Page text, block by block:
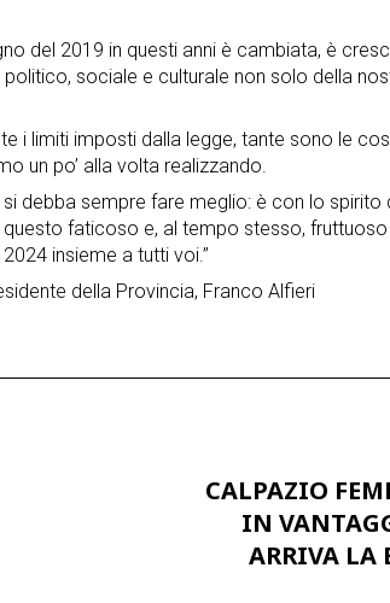
del 2019 in questi anni è cambiata, è
sociale e culturale non solo della
i limiti imposti dalla legge, tante sono le
un po’ alla volta realizzando.
debba sempre fare meglio: è con lo spirito
faticoso e, al tempo stesso,
insieme a tutti voi.”
della Provincia, Franco Alfieri
CALPAZIO
IN
ARRIVA LA